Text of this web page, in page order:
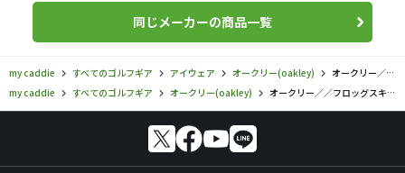
同じメーカーの商品一覧
my caddie すべてのゴルフギア アイウェア オークリー(oakley)
オークリー／／フロッグスキン プリズムレンズ アジアンフィットの口コミ評価
my caddie
すべてのゴルフギア オークリー(oakley) オークリー／／フロッグスキン プリズムレンズ アジアンフィットの口コミ評価